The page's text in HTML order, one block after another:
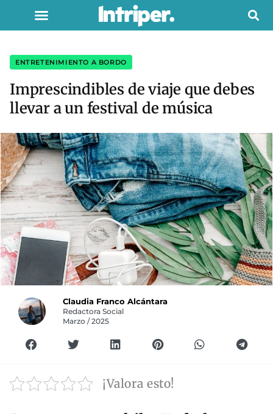
ENTRETENIMIENTO A BORDO
Imprescindibles de viaje que debes
llevar a un festival de música
Claudia Franco Alcántara
Redactora Social
Marzo / 2025
¡Valora esto!